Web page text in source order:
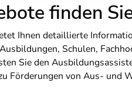
finden
Ihnen detaillierte
Schulen,
Sie den
Förderungen von Aus- und